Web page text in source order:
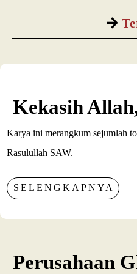
Kekasih
Karya ini merangkum sejumlah
Rasulullah SAW.
SELENGKAPNYA
Perusahaan